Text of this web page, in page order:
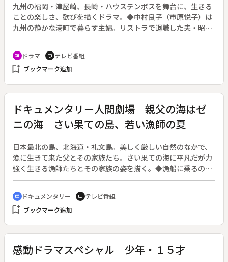
九州の福岡・津屋崎、長崎・ハウステンボスを舞台に、生きる
ことの楽しさ、歓びを描くドラマ。◆中村良子（市原悦子）は
九州の静かな港町で暮らす主婦。リストラで退職した夫・昭夫
（井川比佐志）と、食事にしか興味を示さない舅との３人の生
活は、穏やかなものの、空しさを覚えていた。そんなとき、か
つて憧れていた塚田浩司（藤竜也）が現れる。今も魅力的で、
事業に成功しているはずの彼も、自分と同じ虚しさを持ってい
きを感じながら良子は応じる。長崎で、普段の生活と全く違う
夢のような時間に酔う良子。自殺を考えていた浩司は、そんな
良子から生きる素晴らしさを思い出す。
recent_actors ドラマ tv テレビ番組
bookmark_add ブックマーク追加
ドキュメンタリー人間劇場 親父の海はゼ
ニの海 さい果ての島、若い漁師の夏
日本最北の島、北海道・礼文島。美しく厳しい自然のなかで、
漁に生きて来た父とその家族たち。さい果ての海に平凡だが力
強く生きる漁師たちとその家族の姿を描く。◆漁船に乗るのは
父子漁師。父は親の代からのベテラン漁師。息子は中学校を卒
業して父の仕事を手伝うようになって４年目。漁には父の長年
のカンと技術がものがいう。島の漁師は高齢化が進んでいる。
息子の中学の同級生で漁師をやっているのは３人だけ。最果て
cinematic_blur ドキュメンタリー tv テレビ番組
bookmark_add ブックマーク追加
感動ドラマスペシャル 少年・１５才